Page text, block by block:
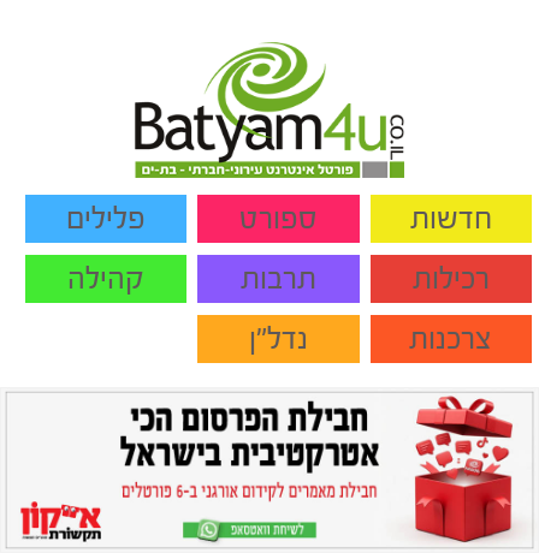
חדשות ספורט
פלילים
רכילות
תרבות
קהילה
צרכנות
נדל"ן